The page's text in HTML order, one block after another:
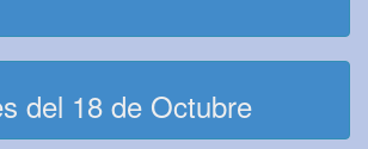
del 18 de Octubre